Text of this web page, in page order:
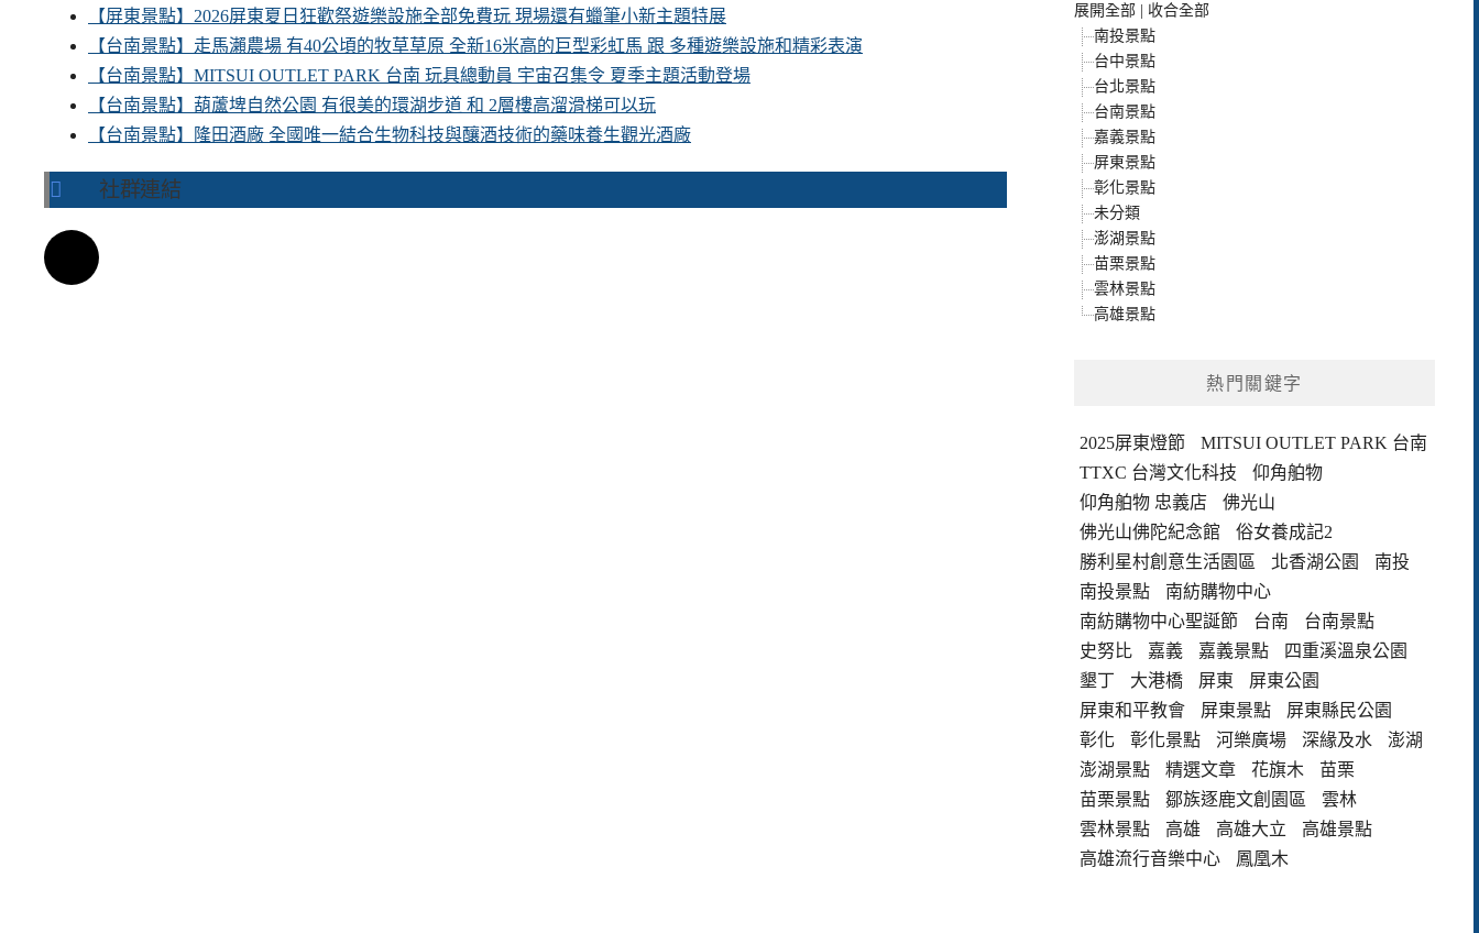
【屏東景點】2026屏東夏日狂歡祭遊樂設施全部免費玩 現場還有蠟筆小新主題特展
【台南景點】走馬瀨農場 有40公頃的牧草草原 全新16米高的巨型彩虹馬 跟 多種遊樂設施和精彩表演
【台南景點】MITSUI OUTLET PARK 台南 玩具總動員 宇宙召集令 夏季主題活動登場
【台南景點】葫蘆埤自然公園 有很美的環湖步道 和 2層樓高溜滑梯可以玩
【台南景點】隆田酒廠 全國唯一結合生物科技與釀酒技術的藥味養生觀光酒廠
社群連結
展開全部
收合全部
南投景點
台中景點
台北景點
台南景點
嘉義景點
屏東景點
彰化景點
未分類
澎湖景點
苗栗景點
雲林景點
高雄景點
熱門關鍵字
2025屏東燈節
MITSUI OUTLET PARK 台南
TTXC 台灣文化科技
仰角舶物
仰角舶物 忠義店
佛光山
佛光山佛陀紀念館
俗女養成記2
勝利星村創意生活園區
北香湖公園
南投
南投景點
南紡購物中心
南紡購物中心聖誕節
台南
台南景點
史努比
嘉義 嘉義景點
四重溪溫泉公園
墾丁
大港橋 屏東
屏東公園
屏東和平教會
屏東景點
屏東縣民公園
彰化
彰化景點 河樂廣場 深緣及水
澎湖
澎湖景點
精選文章 花旗木
苗栗
苗栗景點
鄒族逐鹿文創園區
雲林
雲林景點
高雄 高雄大立
高雄景點
高雄流行音樂中心
鳳凰木